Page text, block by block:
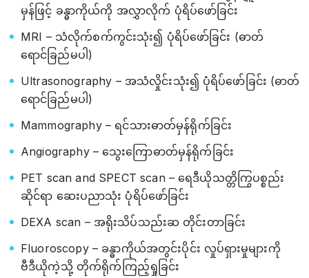
မှန်ဖြင့် ခန္ဓာကိုယ်ကို အလွှာလိုက် ပုံရိပ်ဖော်ခြင်း
MRI – သံလိုက်စက်ကွင်းသုံး၍ ပုံရိပ်ဖော်ခြင်း (ဓာတ်
ရောင်ခြည်မပါ)
Ultrasonography – အသံလှိုင်းသုံး၍ ပုံရိပ်ဖော်ခြင်း (ဓာတ်
ရောင်ခြည်မပါ)
Mammography – ရင်သားဓာတ်မှန်ရိုက်ခြင်း
Angiography – သွေးကြောဓာတ်မှန်ရိုက်ခြင်း
PET scan and SPECT scan – ရေဒီယိုသတ္တိကြွပစ္စည်း
ဆိုင်ရာ ဆေးပညာသုံး ပုံရိပ်ဖော်ခြင်း
DEXA scan – အရိုးသိပ်သည်းဆ တိုင်းတာခြင်း
Fluoroscopy – ခန္ဓာကိုယ်အတွင်းပိုင်း လှုပ်ရှားမှုများကို
ဗီဒီယိုကဲ့သို့ တိုက်ရိုက်ကြည့်ရှုခြင်း